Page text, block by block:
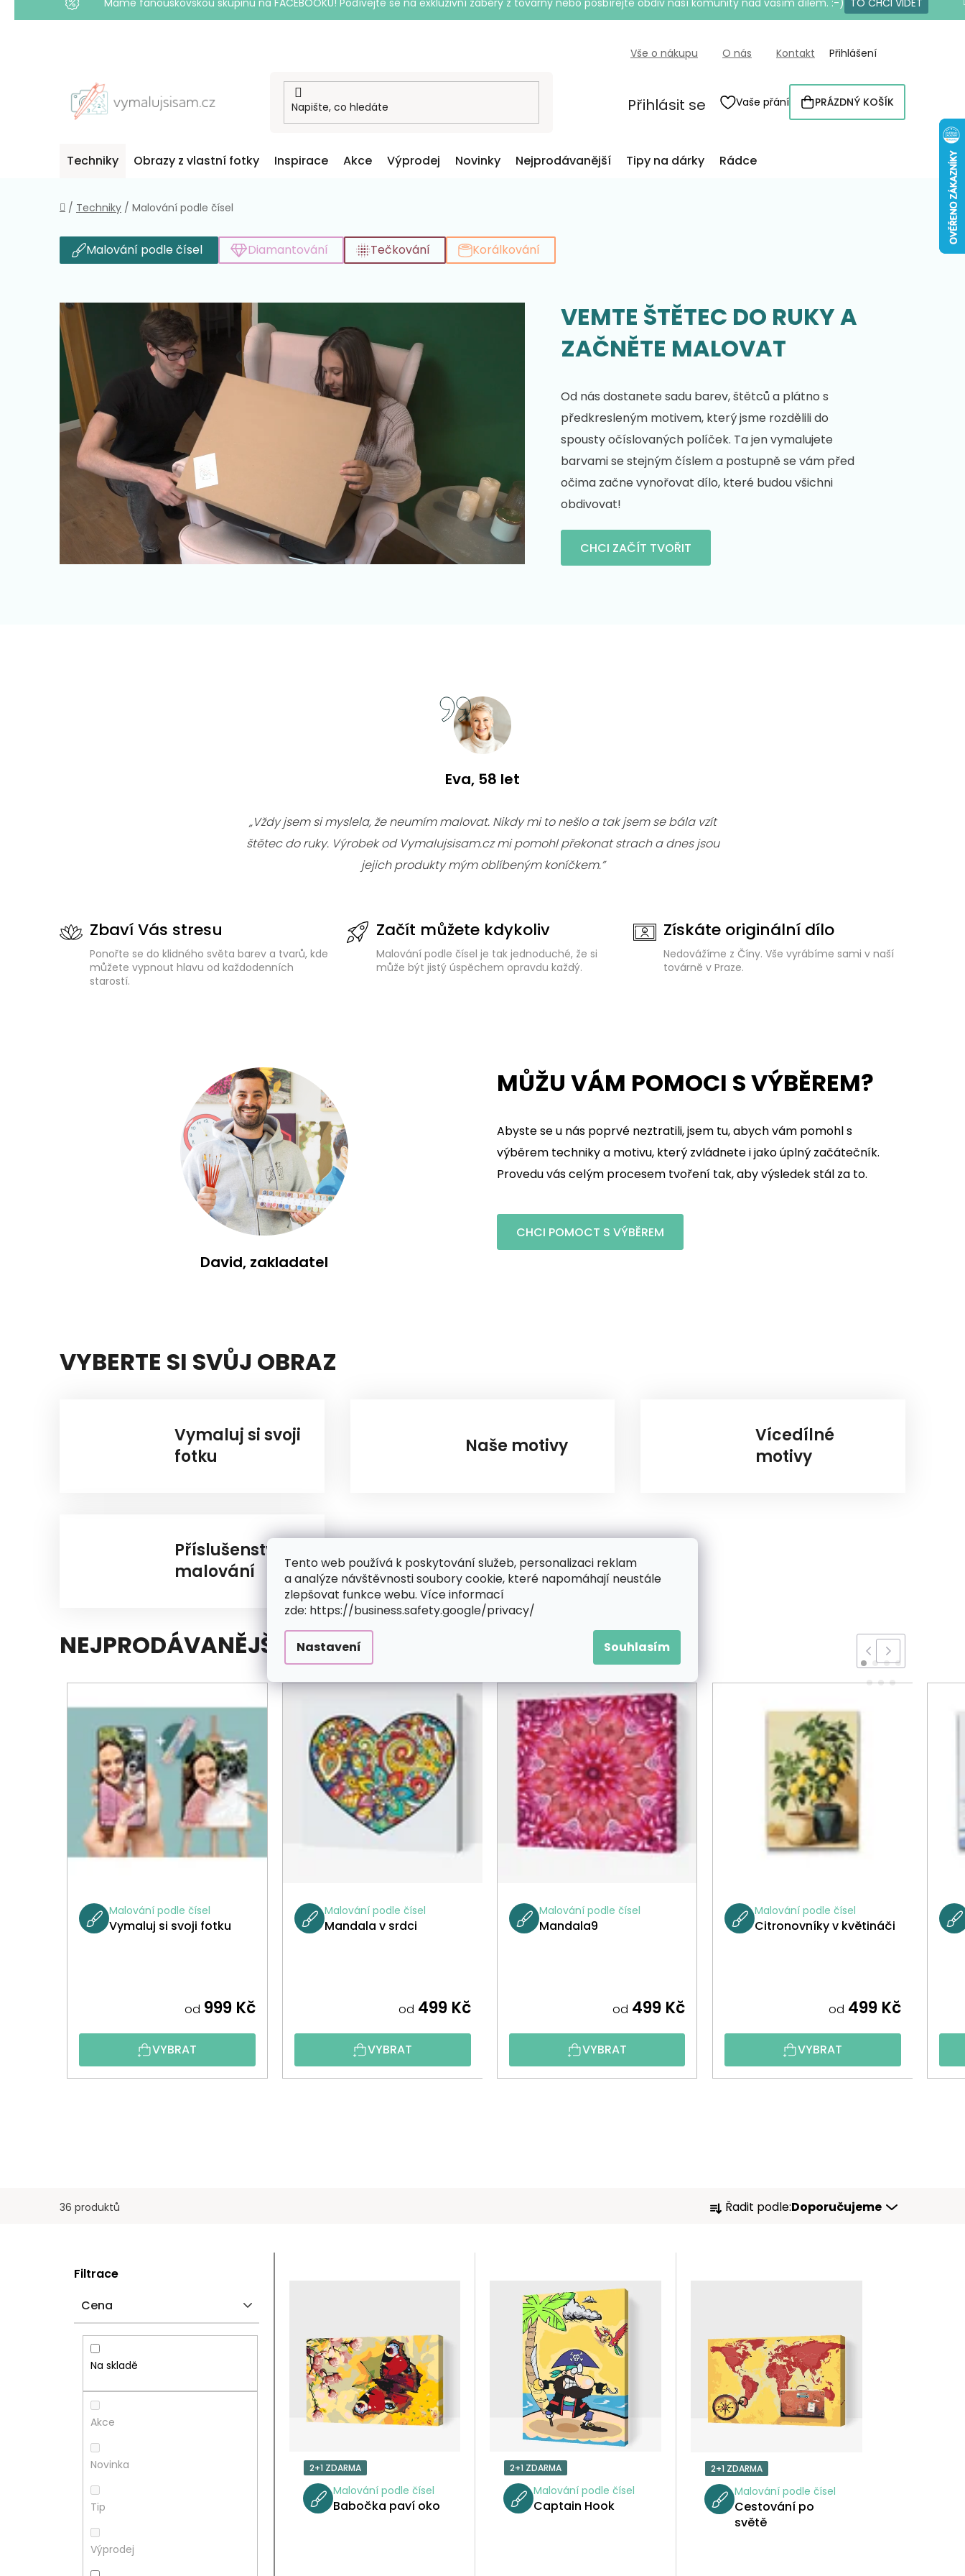
Tento web používá k poskytování služeb, personalizaci reklam
a analýze návštěvnosti soubory cookie, které napomáhají neustále
zlepšovat funkce webu. Více informací
zde: https://business.safety.google/privacy/
Nastavení Souhlasím
Máme fanouškovskou skupinu na FACEBOOKU! Podívejte se na exkluzivní záběry z továrny nebo posbírejte obdiv naší komunity nad vaším dílem. :-) TO CHCI VIDĚT
Vše o nákupu O nás Kontakt Přihlášení
Přihlásit se Vaše přání
NÁKUPNÍ
KOŠÍK
PRÁZDNÝ KOŠÍK
Techniky Obrazy z vlastní fotky Inspirace Akce Výprodej Novinky Nejprodávanější Tipy na dárky Rádce
Domů
/ Techniky / Malování podle čísel
Malování podle čísel Diamantování Tečkování Korálkování
VEMTE ŠTĚTEC DO RUKY A
ZAČNĚTE MALOVAT
Od nás dostanete sadu barev, štětců a plátno s
předkresleným motivem, který jsme rozdělili do
spousty očíslovaných políček. Ta jen vymalujete
barvami se stejným číslem a postupně se vám před
očima začne vynořovat dílo, které budou všichni
obdivovat!
CHCI ZAČÍT TVOŘIT
Eva, 58 let
„Vždy jsem si myslela, že neumím malovat. Nikdy mi to nešlo a tak jsem se bála vzít
štětec do ruky. Výrobek od Vymalujsisam.cz mi pomohl překonat strach a dnes jsou
jejich produkty mým oblíbeným koníčkem.”
Zbaví Vás stresu
Ponořte se do klidného světa barev a tvarů, kde
můžete vypnout hlavu od každodenních
starostí.
Začít můžete kdykoliv
Malování podle čísel je tak jednoduché, že si
může být jistý úspěchem opravdu každý.
Získáte originální dílo
Nedovážíme z Číny. Vše vyrábíme sami v naší
továrně v Praze.
David, zakladatel
MŮŽU VÁM POMOCI S VÝBĚREM?
Abyste se u nás poprvé neztratili, jsem tu, abych vám pomohl s
výběrem techniky a motivu, který zvládnete i jako úplný začátečník.
Provedu vás celým procesem tvoření tak, aby výsledek stál za to.
CHCI POMOCT S VÝBĚREM
VYBERTE SI SVŮJ OBRAZ
Vymaluj si svoji
fotku
Naše motivy
Vícedílné
motivy
Příslušenství k
malování
NEJPRODÁVANĚJŠÍ
Malování podle čísel
Vymaluj si svoji fotku
od 999 Kč
VYBRAT
Malování podle čísel
Mandala v srdci
od 499 Kč
VYBRAT
Malování podle čísel
Mandala9
od 499 Kč
VYBRAT
Malování podle čísel
Citronovníky v květináči
od 499 Kč
VYBRAT
36 produktů
Ř
Í
P
R
O
D
U
Řadit podle:Doporučujeme
Filtrace
Cena
Na skladě
Akce
Novinka
Tip
Výprodej
2+1 ZDARMA
Malování podle čísel
Babočka paví oko
2+1 ZDARMA
Malování podle čísel
Captain Hook
2+1 ZDARMA
Malování podle čísel
Cestování po
světě